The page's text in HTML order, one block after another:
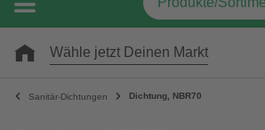
Wähle jetzt Deinen Markt
Sanitär-Dichtungen Dichtung, NBR70